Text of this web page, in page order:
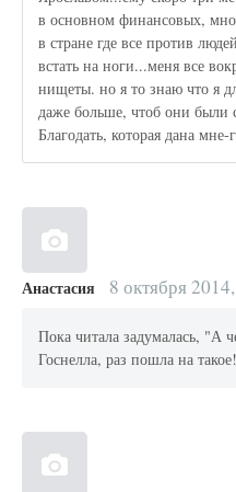
в основном финансовых,
в стране где все против
встать на ноги...меня все
нищеты. но я то знаю что я
даже больше, чтоб они были
Благодать, которая дана
Анастасия 8 октября
Пока читала задумалась, "А
Госнелла, раз пошла на